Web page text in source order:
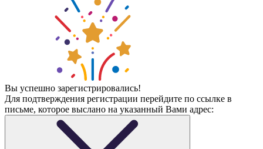
Вы успешно зарегистрировались!
Для подтверждения регистрации перейдите по ссылке в
письме, которое выслано на указанный Вами адрес: